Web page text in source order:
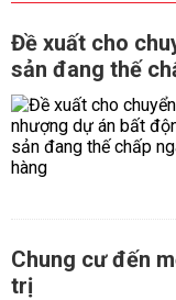
Đề xuất cho
sản đang thế
Chung cư đến
trị